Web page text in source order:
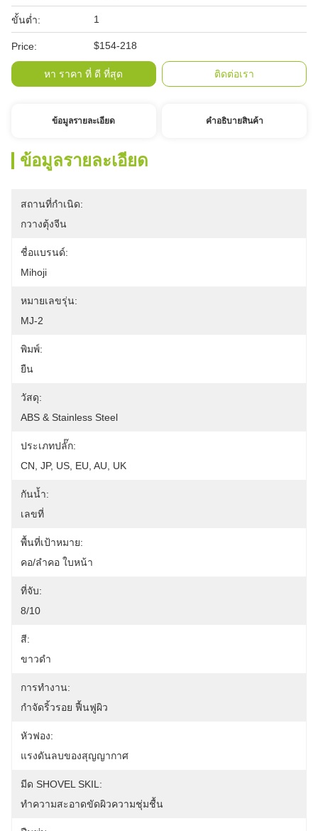
ขั้นต่ำ: 1
Price: $154-218
หา ราคา ที่ ดี ที่สุด ติดต่อเรา
ข้อมูลรายละเอียด คําอธิบายสินค้า
ข้อมูลรายละเอียด
สถานที่กำเนิด:
กวางตุ้งจีน
ชื่อแบรนด์:
Mihoji
หมายเลขรุ่น:
MJ-2
พิมพ์:
ยืน
วัสดุ:
ABS & Stainless Steel
ประเภทปลั๊ก:
CN, JP, US, EU, AU, UK
กันน้ำ:
เลขที่
พื้นที่เป้าหมาย:
คอ/ลำคอ ใบหน้า
ที่จับ:
8/10
สี:
ขาวดำ
การทำงาน:
กำจัดริ้วรอย ฟื้นฟูผิว
หัวฟอง:
แรงดันลบของสุญญากาศ
มีด SHOVEL SKIL:
ทำความสะอาดขัดผิวความชุ่มชื้น